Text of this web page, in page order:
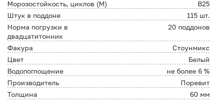
Морозостойкость, циклов (М)
B25
Штук в поддоне
115 шт.
Норма погрузки в
двадцатитонник
20 поддонов
Факура
Стоунмикс
Цвет
Белый
Водопоглощение
не более 6 %
Производитель
Поревит
Толщина
60 мм